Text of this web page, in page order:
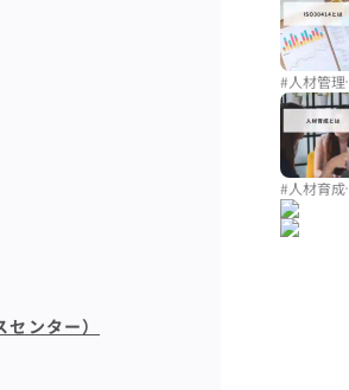
ンター）
#人材管理
#人材育成